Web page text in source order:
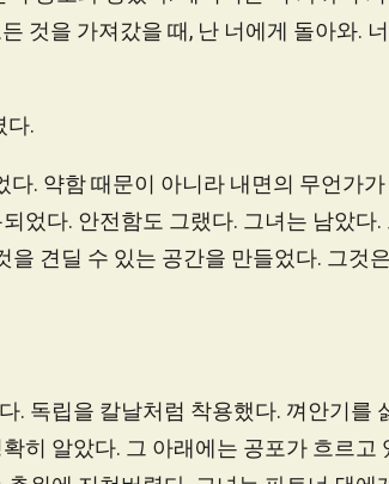
것을 가져갔을 때, 난 너에게 돌아와.
다.
. 약함 때문이 아니라 내면의 무언가
었다. 안전함도 그랬다. 그녀는 남았다
을 견딜 수 있는 공간을 만들었다. 그것
. 독립을 칼날처럼 착용했다. 껴안기를
알았다. 그 아래에는 공포가 흐르고